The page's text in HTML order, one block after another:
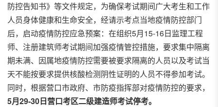
防控告知书》等文件规定，为确保考试期间广大考生和工作
人员身体健康和生命安全，经请示考点当地疫情防控部门
后，启动疫情防控应急预案：在组织5月15-16日监理工程
师、注册建筑师考试期间加强疫情管控措施，要求集中隔离
期未满、因属地疫情防控需要被要求隔离的人员以及考试当
天不能按要求提供核酸检测阴性证明的人员不得参加考试。
同时，根据营口市政府、市防疫指挥部对疫情防控的要求，
5月29-30日营口考区二级建造师考试停考。